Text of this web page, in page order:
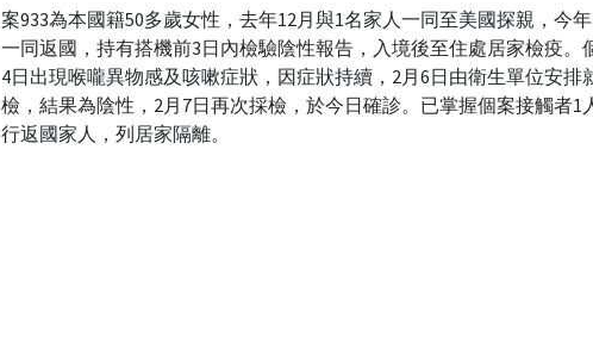
案933為本國籍50多歲女性，去年12月與1名家人一同至美國探親，今
一同返國，持有搭機前3日內檢驗陰性報告，入境後至住處居家檢疫。
4日出現喉嚨異物感及咳嗽症狀，因症狀持續，2月6日由衛生單位安排
檢，結果為陰性，2月7日再次採檢，於今日確診。已掌握個案接觸者1
行返國家人，列居家隔離。